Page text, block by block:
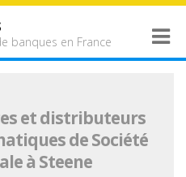
banques en France
et distributeurs
de Société
à Steene